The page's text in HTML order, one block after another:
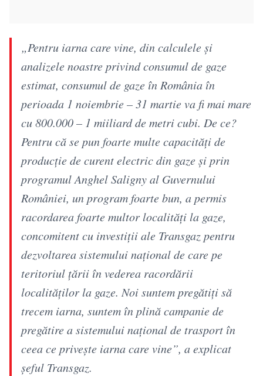
„Pentru iarna care vine, din calculele și
analizele noastre privind consumul de gaze
estimat, consumul de gaze în România în
perioada 1 noiembrie – 31 martie va fi mai mare
cu 800.000 – 1 miiliard de metri cubi. De ce?
Pentru că se pun foarte multe capacități de
producție de curent electric din gaze și prin
programul Anghel Saligny al Guvernului
României, un program foarte bun, a permis
racordarea foarte multor localități la gaze,
concomitent cu investiții ale Transgaz pentru
dezvoltarea sistemului național de care pe
teritoriul țării în vederea racordării
localităților la gaze. Noi suntem pregătiți să
trecem iarna, suntem în plină campanie de
pregătire a sistemului național de trasport în
ceea ce privește iarna care vine”, a explicat
șeful Transgaz.